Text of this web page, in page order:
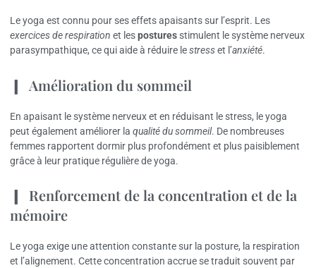
Le yoga est connu pour ses effets apaisants sur l’esprit. Les
exercices de respiration et lespostures stimulent le système nerveux
parasympathique, ce qui aide à réduire lestresset l’anxiété.
Amélioration du sommeil
En apaisant le système nerveux et en réduisant le stress, le yoga
peut également améliorer la qualité du sommeil. De nombreuses
femmes rapportent dormir plus profondément et plus paisiblement
grâce à leur pratique régulière de yoga.
Renforcement de la concentration et de la
mémoire
Le yoga exige une attention constante sur la posture, la respiration
et l’alignement. Cette concentration accrue se traduit souvent par